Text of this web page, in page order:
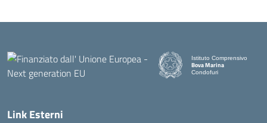
Istituto Comprensivo
Bova Marina
Condofuri
Link Esterni